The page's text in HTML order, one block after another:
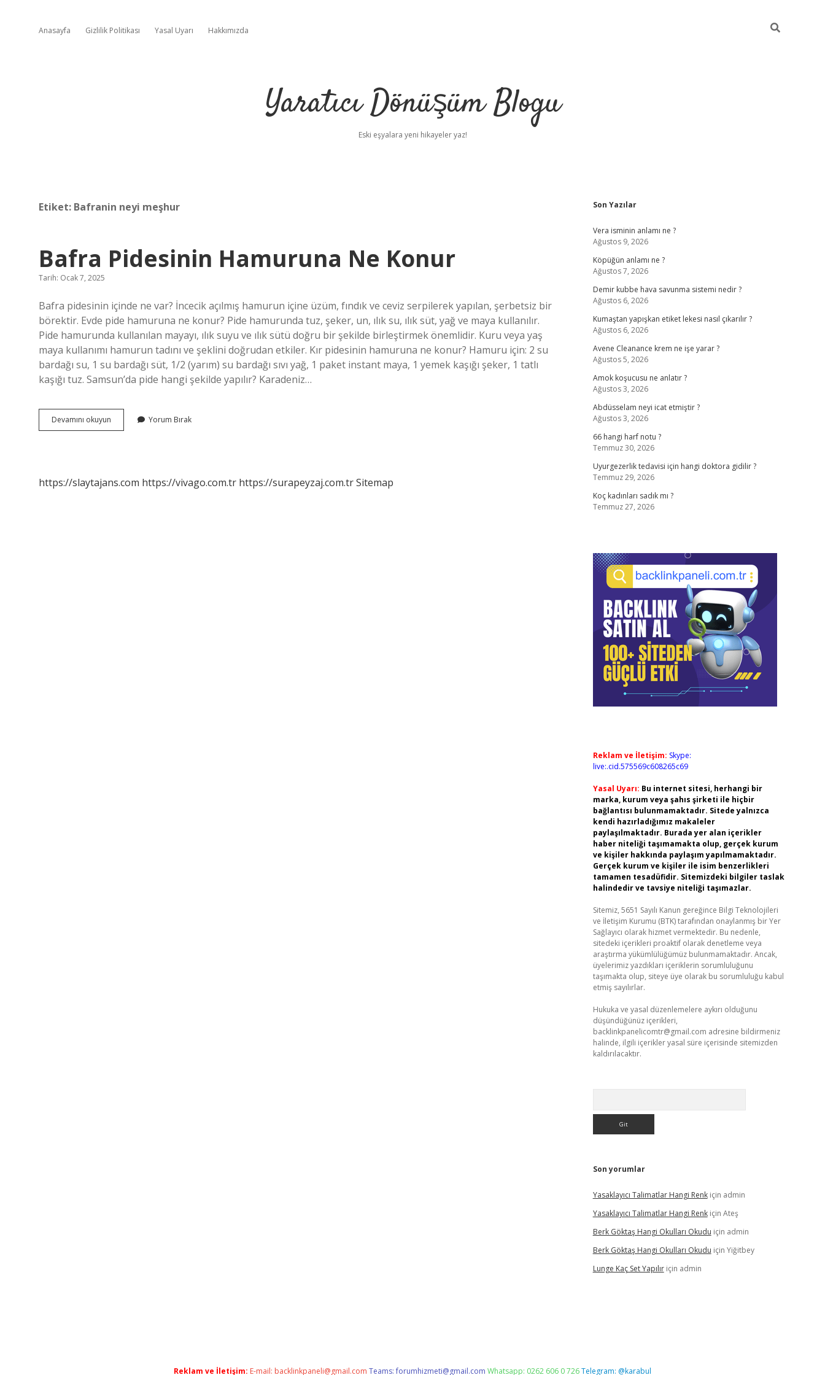
Anasayfa Gizlilik Politikası Yasal Uyarı Hakkımızda
Yaratıcı Dönüşüm Blogu
Eski eşyalara yeni hikayeler yaz!
Etiket: Bafranin neyi meşhur
Bafra Pidesinin Hamuruna Ne Konur
Tarih: Ocak 7, 2025
Bafra pidesinin içinde ne var? İncecik açılmış hamurun içine üzüm, fındık ve ceviz serpilerek yapılan, şerbetsiz bir
börektir. Evde pide hamuruna ne konur? Pide hamurunda tuz, şeker, un, ılık su, ılık süt, yağ ve maya kullanılır.
Pide hamurunda kullanılan mayayı, ılık suyu ve ılık sütü doğru bir şekilde birleştirmek önemlidir. Kuru veya yaş
maya kullanımı hamurun tadını ve şeklini doğrudan etkiler. Kır pidesinin hamuruna ne konur? Hamuru için: 2 su
bardağı su, 1 su bardağı süt, 1/2 (yarım) su bardağı sıvı yağ, 1 paket instant maya, 1 yemek kaşığı şeker, 1 tatlı
kaşığı tuz. Samsun’da pide hangi şekilde yapılır? Karadeniz…
Devamını okuyun
Pidesinin
Yorum Bırak
https://slaytajans.com https://vivago.com.tr https://surapeyzaj.com.trSitemap
Sidebar
Son Yazılar
Vera isminin anlamı ne ?
Ağustos 9, 2026
Köpüğün anlamı ne ?
Ağustos 7, 2026
Demir kubbe hava savunma sistemi nedir ?
Ağustos 6, 2026
Kumaştan yapışkan etiket lekesi nasıl çıkarılır ?
Ağustos 6, 2026
Avene Cleanance krem ne işe yarar ?
Ağustos 5, 2026
Amok koşucusu ne anlatır ?
Ağustos 3, 2026
Abdüsselam neyi icat etmiştir ?
Ağustos 3, 2026
66 hangi harf notu ?
Temmuz 30, 2026
Uyurgezerlik tedavisi için hangi doktora gidilir ?
Temmuz 29, 2026
Koç kadınları sadık mı ?
Temmuz 27, 2026
Reklam ve İletişim: Skype:
live:.cid.575569c608265c69
Yasal Uyarı: Bu internet sitesi, herhangi bir
marka, kurum veya şahıs şirketi ile hiçbir
bağlantısı bulunmamaktadır. Sitede yalnızca
kendi hazırladığımız makaleler
paylaşılmaktadır. Burada yer alan içerikler
haber niteliği taşımamakta olup, gerçek kurum
ve kişiler hakkında paylaşım yapılmamaktadır.
Gerçek kurum ve kişiler ile isim benzerlikleri
tamamen tesadüfidir. Sitemizdeki bilgiler taslak
halindedir ve tavsiye niteliği taşımazlar.
Sitemiz, 5651 Sayılı Kanun gereğince Bilgi Teknolojileri
ve İletişim Kurumu (BTK) tarafından onaylanmış bir Yer
Sağlayıcı olarak hizmet vermektedir. Bu nedenle,
sitedeki içerikleri proaktif olarak denetleme veya
araştırma yükümlülüğümüz bulunmamaktadır. Ancak,
üyelerimiz yazdıkları içeriklerin sorumluluğunu
taşımakta olup, siteye üye olarak bu sorumluluğu kabul
etmiş sayılırlar.
Hukuka ve yasal düzenlemelere aykırı olduğunu
düşündüğünüz içerikleri,
backlinkpanelicomtr@gmail.com adresine bildirmeniz
halinde, ilgili içerikler yasal süre içerisinde sitemizden
kaldırılacaktır.
Son yorumlar
Yasaklayıcı Talimatlar Hangi Renkiçin admin
Yasaklayıcı Talimatlar Hangi Renkiçin Ateş
Berk Göktaş Hangi Okulları Okudu için admin
Berk Göktaş Hangi Okulları Okudu için Yiğitbey
Lunge Kaç Set Yapılıriçin admin
Reklam ve İletişim: E-mail: backlinkpaneli@gmail.com Teams:forumhizmeti@gmail.com Whatsapp: 0262 606 0 726Telegram: @karabul